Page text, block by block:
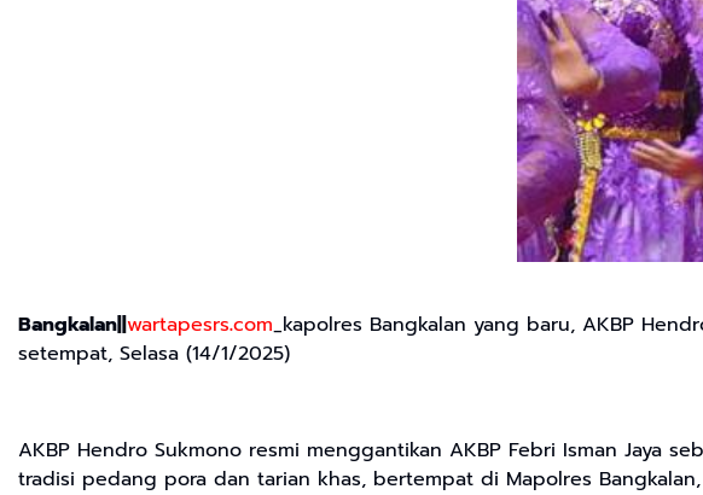
Bangkalan||wartapesrs.com_kapolres Bangkalan yang baru, AKBP
setempat, Selasa (14/1/2025)
AKBP Hendro Sukmono resmi menggantikan AKBP Febri Isman Jaya
tradisi pedang pora dan tarian khas, bertempat di Mapolres Bangkalan,